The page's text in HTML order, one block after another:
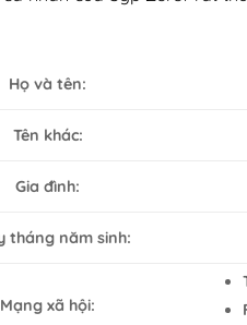
Họ và tên:
Tên khác:
Gia đình:
tháng năm sinh:
Mạng xã hội: